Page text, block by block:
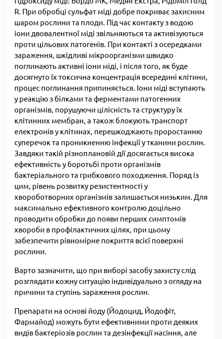
R. При обробці сульфат міді добре покриває захисним
шаром рослини та плоди. Під час контакту з водою
іони двовалентної міді звільняються та активізуються
проти цільових патогенів. При контакті з осередками
зараження, шкідливі мікроорганізми швидко
поглинають активні іони міді, і після того, як буде
досягнуто їх токсична концентрація всередині клітини,
процес поглинання припиняється. Іони міді вступають
у реакцію з білками та ферментами патогенних
організмів, порушуючи цілісність та структуру їх
клітинних мембран, а також блокують транспорт
електронів у клітинах, перешкоджають проростанню
суперечок та проникненню інфекції у тканини рослин.
Завдяки такій різноплановій дії досягається висока
ефективність у боротьбі проти організмів
бактеріального та грибкового походження. Поряд із
цим, рівень розвитку резистентності у
хвороботворних організмів залишається низьким. Для
максимально ефективного контролю доцільно
проводити обробки до появи перших симптомів
хвороби в профілактичних цілях, при цьому
забезпечити рівномірне покриття всієї поверхні
рослини.
Варто зазначити, що при виборі засобу захисту слід
розглядати кожну ситуацію індивідуально з огляду на
причини та ступінь зараження рослин.
Препарати на основі йоду (Йодоцид, Йодофіт,
Фармайод) можуть бути ефективними проти деяких
видів бактеріозів рослин та дезінфекції насіння, але